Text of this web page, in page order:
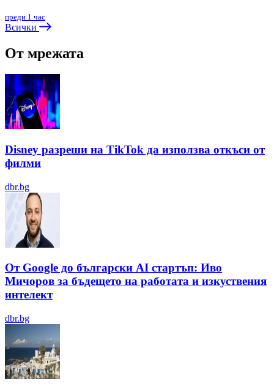
преди 1 час
Всички
От мрежата
Disney разреши на TikTok да използва откъси от
филми
dbr.bg
От Google до български AI стартъп: Иво
Мичоров за бъдещето на работата и изкуствения
интелект
dbr.bg